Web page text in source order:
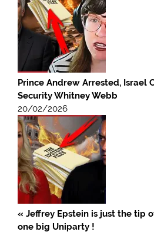
Prince Andrew Arrested, Israel
Security Whitney Webb
20/02/2026
« Jeffrey Epstein is just the tip
one big Uniparty !